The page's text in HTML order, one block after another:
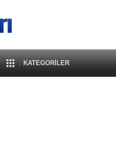
KATEGORİLER